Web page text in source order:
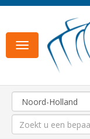
Toggle
navigation